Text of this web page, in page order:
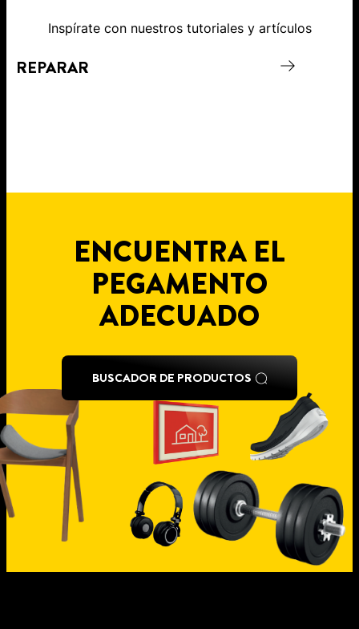
Inspírate con nuestros tutoriales y artículos
REPARAR
ENCUENTRA EL
PEGAMENTO
ADECUADO
BUSCADOR DE PRODUCTOS